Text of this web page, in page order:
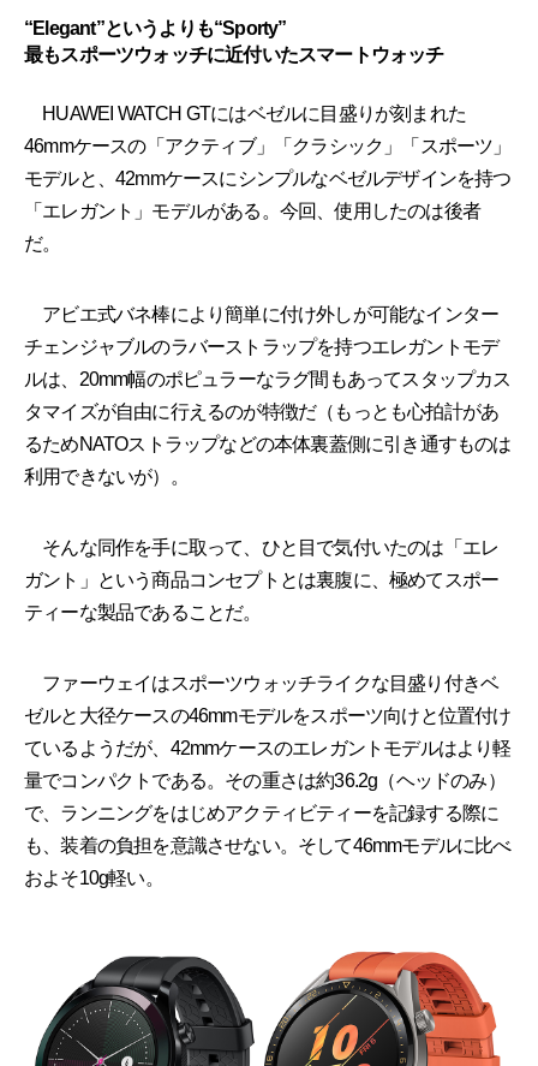
“Elegant”というよりも“Sporty”
最もスポーツウォッチに近付いたスマートウォッチ
HUAWEI WATCH GTにはベゼルに目盛りが刻まれた
46mmケースの「アクティブ」「クラシック」「スポーツ」
モデルと、42mmケースにシンプルなベゼルデザインを持つ
「エレガント」モデルがある。今回、使用したのは後者
だ。
アビエ式バネ棒により簡単に付け外しが可能なインター
チェンジャブルのラバーストラップを持つエレガントモデ
ルは、20mm幅のポピュラーなラグ間もあってスタップカス
タマイズが自由に行えるのが特徴だ（もっとも心拍計があ
るためNATOストラップなどの本体裏蓋側に引き通すものは
利用できないが）。
そんな同作を手に取って、ひと目で気付いたのは「エレ
ガント」という商品コンセプトとは裏腹に、極めてスポー
ティーな製品であることだ。
ファーウェイはスポーツウォッチライクな目盛り付きベ
ゼルと大径ケースの46mmモデルをスポーツ向けと位置付け
ているようだが、42mmケースのエレガントモデルはより軽
量でコンパクトである。その重さは約36.2g（ヘッドのみ）
で、ランニングをはじめアクティビティーを記録する際に
も、装着の負担を意識させない。そして46mmモデルに比べ
およそ10g軽い。